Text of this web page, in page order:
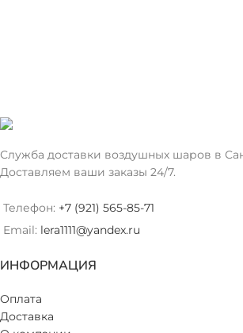
Служба доставки воздушных шаров в
Доставляем ваши заказы 24/7.
Телефон: +7 (921) 565-85-71
Email: lera1111@yandex.ru
ИНФОРМАЦИЯ
Оплата
Доставка